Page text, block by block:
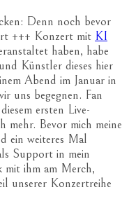
Denn noch bevor
+++ Konzert mit KI
haben, habe
Künstler dieses hier
Abend im Januar in
uns begegnen. Fan
ersten Live-
mehr. Bevor mich meine
ein weiteres Mal
Support in mein
mit ihm am Merch,
unserer Konzertreihe